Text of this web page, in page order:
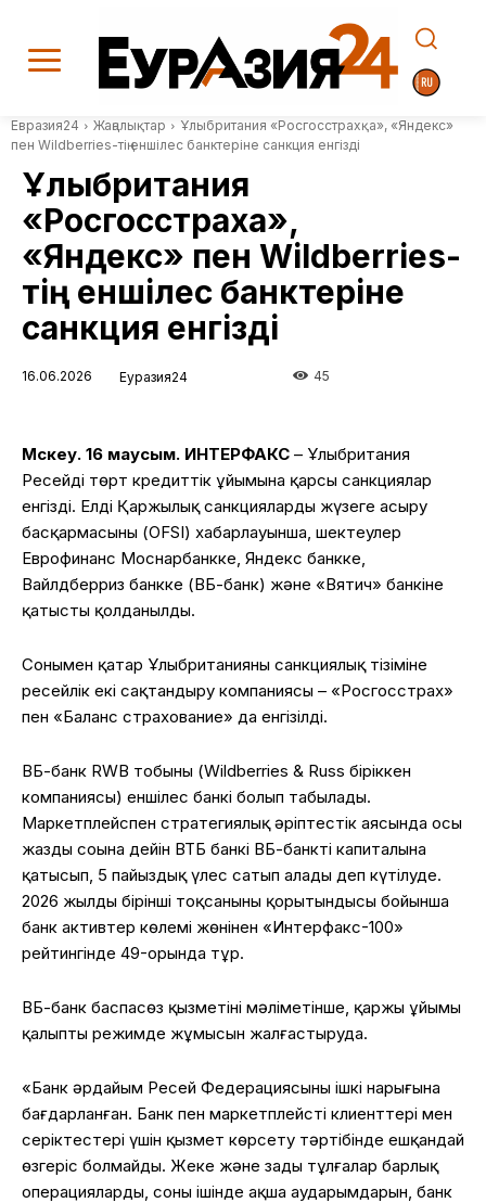
Евразия24 Жаңалықтар
Ұлыбритания «Росгосстрахқа», «Яндекс»
пен Wildberries-тің еншілес банктеріне санкция енгізді
Ұлыбритания
«Росгосстрахқа»,
«Яндекс» пен Wildberries-
тің еншілес банктеріне
санкция енгізді
16.06.2026 Еуразия24 45
Мәскеу. 16 маусым. ИНТЕРФАКС – Ұлыбритания
Ресейдің төрт кредиттік ұйымына қарсы санкциялар
енгізді. Елдің Қаржылық санкцияларды жүзеге асыру
басқармасының (OFSI) хабарлауынша, шектеулер
Еврофинанс Моснарбанкке, Яндекс банкке,
Вайлдберриз банкке (ВБ-банк) және «Вятич» банкіне
қатысты қолданылды.
Сонымен қатар Ұлыбританияның санкциялық тізіміне
ресейлік екі сақтандыру компаниясы – «Росгосстрах»
пен «Баланс страхование» да енгізілді.
ВБ-банк RWB тобының (Wildberries & Russ біріккен
компаниясы) еншілес банкі болып табылады.
Маркетплейспен стратегиялық әріптестік аясында осы
жаздың соңына дейін ВТБ банкі ВБ-банктің капиталына
қатысып, 5 пайыздық үлес сатып алады деп күтілуде.
2026 жылдың бірінші тоқсанының қорытындысы бойынша
банк активтер көлемі жөнінен «Интерфакс-100»
рейтингінде 49-орында тұр.
ВБ-банк баспасөз қызметінің мәліметінше, қаржы ұйымы
қалыпты режимде жұмысын жалғастыруда.
«Банк әрдайым Ресей Федерациясының ішкі нарығына
бағдарланған. Банк пен маркетплейстің клиенттері мен
серіктестері үшін қызмет көрсету тәртібінде ешқандай
өзгеріс болмайды. Жеке және заңды тұлғалар барлық
операцияларды, соның ішінде ақша аударымдарын, банк